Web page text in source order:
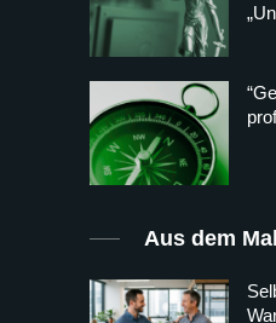
Aus dem